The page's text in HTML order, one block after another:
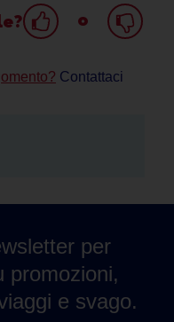
o
Contattaci
per
promozioni,
e svago.